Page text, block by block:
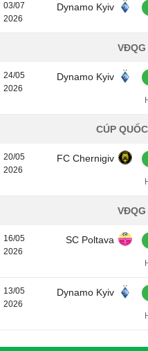
03/07
2026
Dynamo Kyiv
VĐQG
24/05
2026
Dynamo Kyiv
CÚP
20/05
2026
FC Chernigiv
VĐQG
16/05
2026
SC Poltava
13/05
2026
Dynamo Kyiv